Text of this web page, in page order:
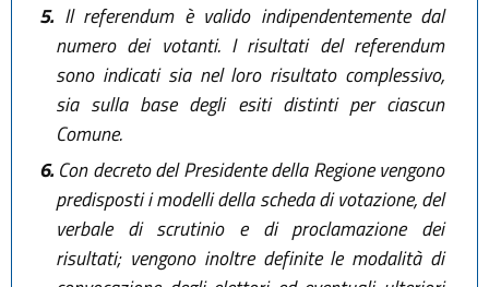
5.Il referendum è valido indipendentemente dal
numero dei votanti. I risultati del referendum
sono indicati sia nel loro risultato complessivo,
sia sulla base degli esiti distinti per ciascun
Comune.
6.Con decreto del Presidente della Regione vengono
predisposti i modelli della scheda di votazione, del
verbale di scrutinio e di proclamazione dei
risultati; vengono inoltre definite le modalità di